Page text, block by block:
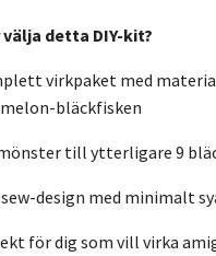
detta DIY-kit?
virkpaket med
bläckfisken
till ytterligare 9
sew-design med minimalt
för dig som vill virka